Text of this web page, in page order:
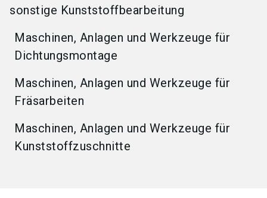
sonstige Kunststoffbearbeitung
Maschinen, Anlagen und Werkzeuge für
Dichtungsmontage
Maschinen, Anlagen und Werkzeuge für
Fräsarbeiten
Maschinen, Anlagen und Werkzeuge für
Kunststoffzuschnitte